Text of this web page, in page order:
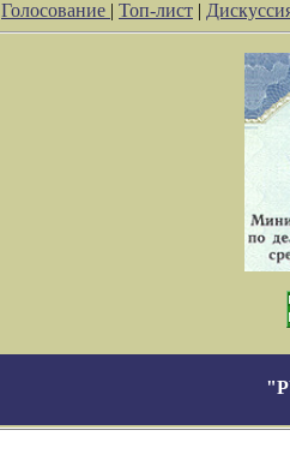
Голосование | Топ-лист |